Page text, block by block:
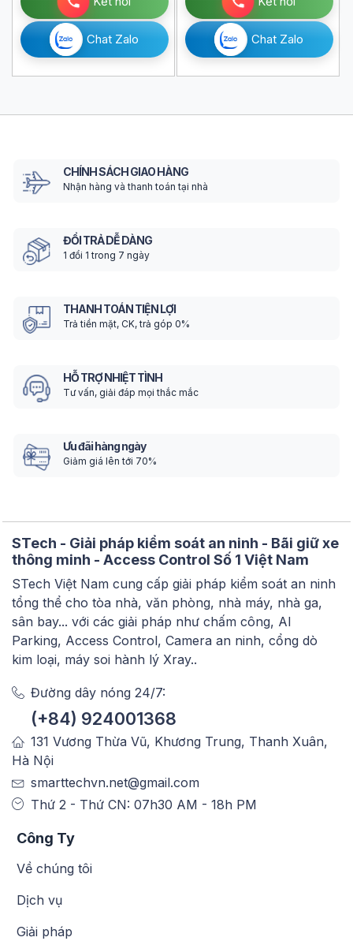
Chat Zalo Chat Zalo
CHÍNH SÁCH GIAO HÀNG
Nhận hàng và thanh toán tại nhà
ĐỔI TRẢ DỄ DÀNG
1 đổi 1 trong 7 ngày
THANH TOÁN TIỆN LỢI
Trả tiền mặt, CK, trả góp 0%
HỖ TRỢ NHIỆT TÌNH
Tư vấn, giải đáp mọi thắc mắc
Ưu đãi hàng ngày
Giảm giá lên tới 70%
STech - Giải pháp kiểm soát an ninh - Bãi giữ xe
thông minh - Access Control Số 1 Việt Nam
STech Việt Nam cung cấp giải pháp kiểm soát an ninh
tổng thể cho tòa nhà, văn phòng, nhà máy, nhà ga,
sân bay... với các giải pháp như chấm công, AI
Parking, Access Control, Camera an ninh, cổng dò
kim loại, máy soi hành lý Xray..
Đường dây nóng 24/7:
(+84) 924001368
131 Vương Thừa Vũ, Khương Trung, Thanh Xuân,
Hà Nội
smarttechvn.net@gmail.com
Thứ 2 - Thứ CN: 07h30 AM - 18h PM
Công Ty
Về chúng tôi
Dịch vụ
Giải pháp